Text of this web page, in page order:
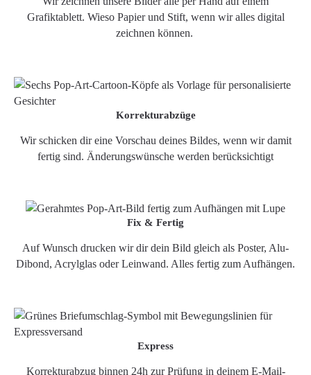
Grafiktablett. Wieso Papier und Stift, wenn wir alles digital
zeichnen können.
Korrekturabzüge
Wir schicken dir eine Vorschau deines Bildes, wenn wir damit
fertig sind. Änderungswünsche werden berücksichtigt
Fix & Fertig
Auf Wunsch drucken wir dir dein Bild gleich als Poster, Alu-
Dibond, Acrylglas oder Leinwand. Alles fertig zum Aufhängen.
Express
Korrekturabzug binnen 24h zur Prüfung in deinem E-Mail-